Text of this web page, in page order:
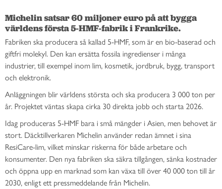
Michelin satsar 60 miljoner euro på att bygga
världens första 5-HMF-fabrik i Frankrike.
Fabriken ska producera så kallad 5-HMF, som är en bio-baserad och
giftfri molekyl. Den kan ersätta fossila ingredienser i många
industrier, till exempel inom lim, kosmetik, jordbruk, bygg, transport
och elektronik.
Anläggningen blir världens största och ska producera 3 000 ton per
år. Projektet väntas skapa cirka 30 direkta jobb och starta 2026.
Idag produceras 5-HMF bara i små mängder i Asien, men behovet är
stort. Däcktillverkaren Michelin använder redan ämnet i sina
ResiCare-lim, vilket minskar riskerna för både arbetare och
konsumenter. Den nya fabriken ska säkra tillgången, sänka kostnader
och öppna upp en marknad som kan växa till över 40 000 ton till år
2030, enligt ett pressmeddelande från Michelin.